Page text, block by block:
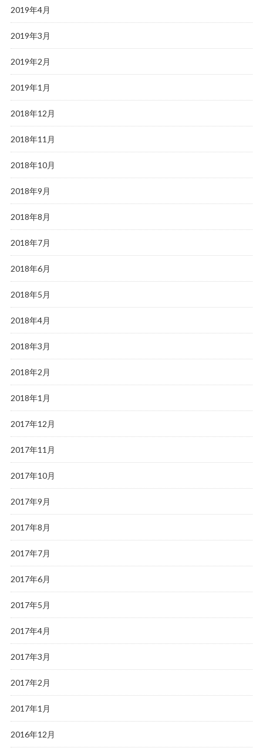
2019年4月
2019年3月
2019年2月
2019年1月
2018年12月
2018年11月
2018年10月
2018年9月
2018年8月
2018年7月
2018年6月
2018年5月
2018年4月
2018年3月
2018年2月
2018年1月
2017年12月
2017年11月
2017年10月
2017年9月
2017年8月
2017年7月
2017年6月
2017年5月
2017年4月
2017年3月
2017年2月
2017年1月
2016年12月